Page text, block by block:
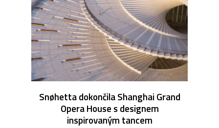
Snøhetta dokončila Shanghai Grand
Opera House s designem
inspirovaným tancem